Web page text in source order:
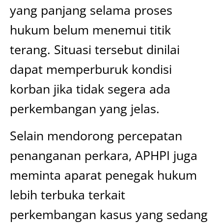
yang panjang selama proses
hukum belum menemui titik
terang. Situasi tersebut dinilai
dapat memperburuk kondisi
korban jika tidak segera ada
perkembangan yang jelas.
Selain mendorong percepatan
penanganan perkara, APHPI juga
meminta aparat penegak hukum
lebih terbuka terkait
perkembangan kasus yang sedang